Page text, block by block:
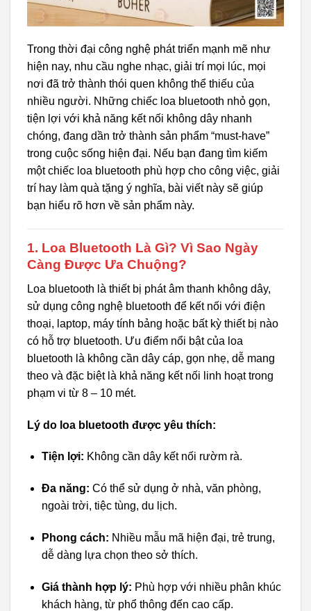
Trong thời đại công nghệ phát triển mạnh mẽ như
hiện nay, nhu cầu nghe nhạc, giải trí mọi lúc, mọi
nơi đã trở thành thói quen không thể thiếu của
nhiều người. Những chiếc loa bluetooth nhỏ gọn,
tiện lợi với khả năng kết nối không dây nhanh
chóng, đang dần trở thành sản phẩm “must-have”
trong cuộc sống hiện đại. Nếu bạn đang tìm kiếm
một chiếc loa bluetooth phù hợp cho công việc, giải
trí hay làm quà tặng ý nghĩa, bài viết này sẽ giúp
bạn hiểu rõ hơn về sản phẩm này.
1. Loa Bluetooth Là Gì? Vì Sao Ngày
Càng Được Ưa Chuộng?
Loa bluetooth là thiết bị phát âm thanh không dây,
sử dụng công nghệ bluetooth để kết nối với điện
thoại, laptop, máy tính bảng hoặc bất kỳ thiết bị nào
có hỗ trợ bluetooth. Ưu điểm nổi bật của loa
bluetooth là không cần dây cáp, gọn nhẹ, dễ mang
theo và đặc biệt là khả năng kết nối linh hoạt trong
phạm vi từ 8 – 10 mét.
Lý do loa bluetooth được yêu thích:
Tiện lợi: Không cần dây kết nối rườm rà.
Đa năng: Có thể sử dụng ở nhà, văn phòng,
ngoài trời, tiệc tùng, du lịch.
Phong cách: Nhiều mẫu mã hiện đại, trẻ trung,
dễ dàng lựa chọn theo sở thích.
Giá thành hợp lý: Phù hợp với nhiều phân khúc
khách hàng, từ phổ thông đến cao cấp.